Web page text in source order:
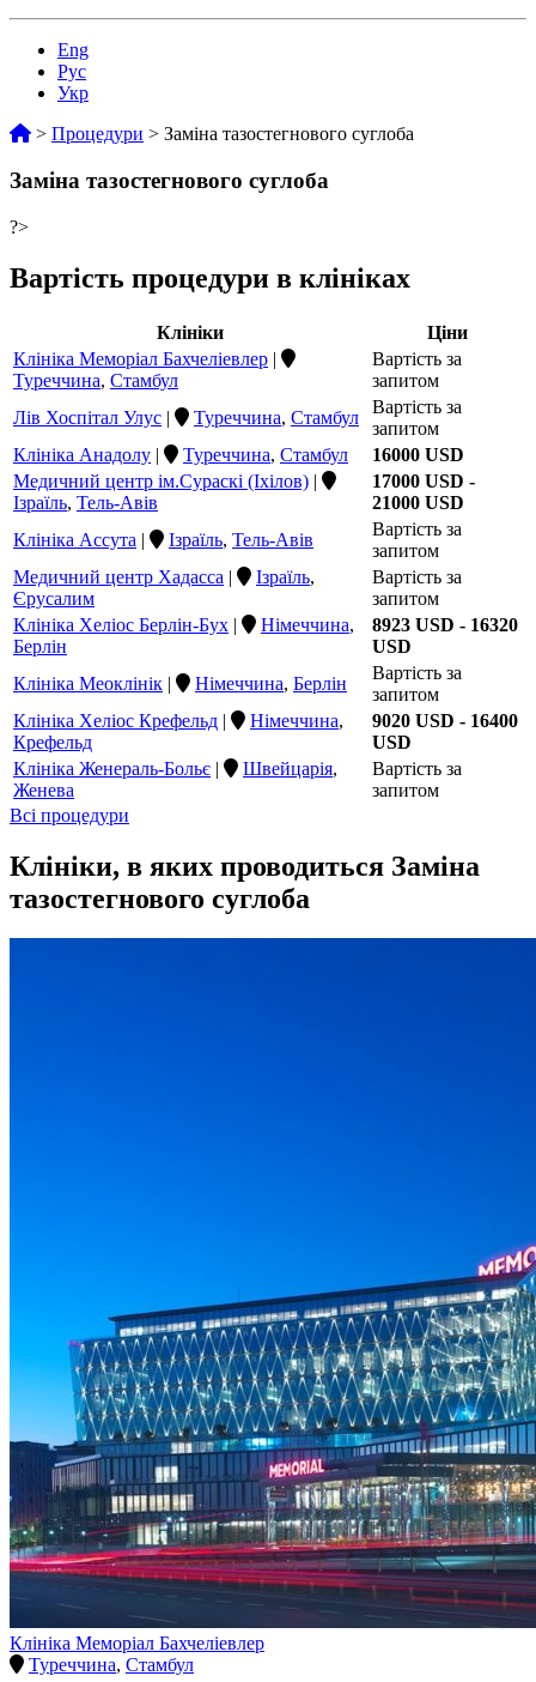
Eng
Рус
Укр
> Процедури > Заміна тазостегнового суглоба
Заміна тазостегнового суглоба
?>
Вартість процедури в клініках
Клініки
Ціни
Клініка Меморіал Бахчеліевлер |
Туреччина, Стамбул
Вартість за
запитом
Лів Хоспітал Улус | Туреччина, Стамбул
Вартість за
запитом
Клініка Анадолу | Туреччина, Стамбул
16000 USD
Медичний центр ім.Сураскі (Іхілов) |
Ізраїль, Тель-Авів
17000 USD -
21000 USD
Клініка Ассута | Ізраїль, Тель-Авів
Вартість за
запитом
Медичний центр Хадасса | Ізраїль,
Єрусалим
Вартість за
запитом
Клініка Хеліос Берлін-Бух | Німеччина,
Берлін
8923 USD - 16320
USD
Клініка Меоклінік | Німеччина, Берлін
Вартість за
запитом
Клініка Хеліос Крефельд | Німеччина,
Крефельд
9020 USD - 16400
USD
Клініка Женераль-Больє | Швейцарія,
Женева
Вартість за
запитом
Всі процедури
Клініки, в яких проводиться Заміна
тазостегнового суглоба
Клініка Меморіал Бахчеліевлер
Туреччина, Стамбул